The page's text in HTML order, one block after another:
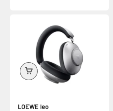
LOEWE leo